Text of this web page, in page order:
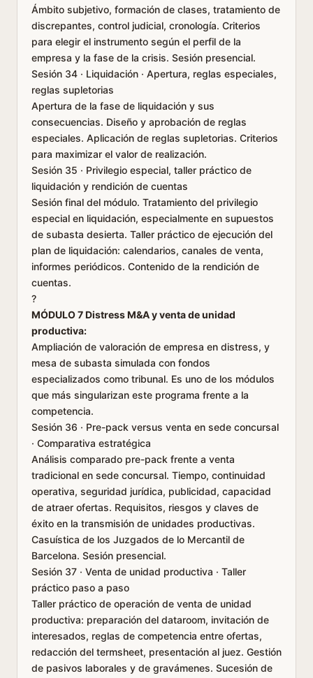
Ámbito subjetivo, formación de clases, tratamiento de
discrepantes, control judicial, cronología. Criterios
para elegir el instrumento según el perfil de la
empresa y la fase de la crisis. Sesión presencial.
Sesión 34 · Liquidación · Apertura, reglas especiales,
reglas supletorias
Apertura de la fase de liquidación y sus
consecuencias. Diseño y aprobación de reglas
especiales. Aplicación de reglas supletorias. Criterios
para maximizar el valor de realización.
Sesión 35 · Privilegio especial, taller práctico de
liquidación y rendición de cuentas
Sesión final del módulo. Tratamiento del privilegio
especial en liquidación, especialmente en supuestos
de subasta desierta. Taller práctico de ejecución del
plan de liquidación: calendarios, canales de venta,
informes periódicos. Contenido de la rendición de
cuentas.
?
MÓDULO 7 Distress M&A y venta de unidad
productiva:
Ampliación de valoración de empresa en distress, y
mesa de subasta simulada con fondos
especializados como tribunal. Es uno de los módulos
que más singularizan este programa frente a la
competencia.
Sesión 36 · Pre-pack versus venta en sede concursal
· Comparativa estratégica
Análisis comparado pre-pack frente a venta
tradicional en sede concursal. Tiempo, continuidad
operativa, seguridad jurídica, publicidad, capacidad
de atraer ofertas. Requisitos, riesgos y claves de
éxito en la transmisión de unidades productivas.
Casuística de los Juzgados de lo Mercantil de
Barcelona. Sesión presencial.
Sesión 37 · Venta de unidad productiva · Taller
práctico paso a paso
Taller práctico de operación de venta de unidad
productiva: preparación del dataroom, invitación de
interesados, reglas de competencia entre ofertas,
redacción del termsheet, presentación al juez. Gestión
de pasivos laborales y de gravámenes. Sucesión de